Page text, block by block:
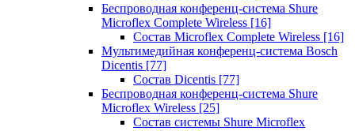
Беспроводная конференц-система Shure
Microflex Complete Wireless [16]
Состав Microflex Complete Wireless [16]
Мультимедийная конференц-система Bosch
Dicentis [77]
Состав Dicentis [77]
Беспроводная конференц-система Shure
Microflex Wireless [25]
Состав системы Shure Microflex